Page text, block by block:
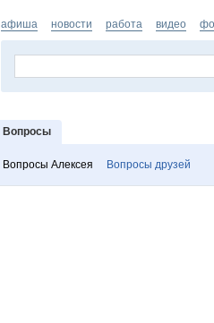
афиша новости работа видео
Вопросы
Вопросы Алексея Вопросы друзей